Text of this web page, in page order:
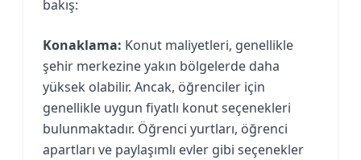
bakış:
Konaklama: Konut maliyetleri, genellikle
şehir merkezine yakın bölgelerde daha
yüksek olabilir. Ancak, öğrenciler için
genellikle uygun fiyatlı konut seçenekleri
bulunmaktadır. Öğrenci yurtları, öğrenci
apartları ve paylaşımlı evler gibi seçenekler